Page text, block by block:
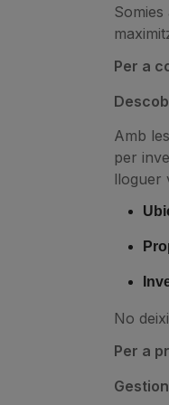
Per a
Amb
per
lloguer
No
Per a